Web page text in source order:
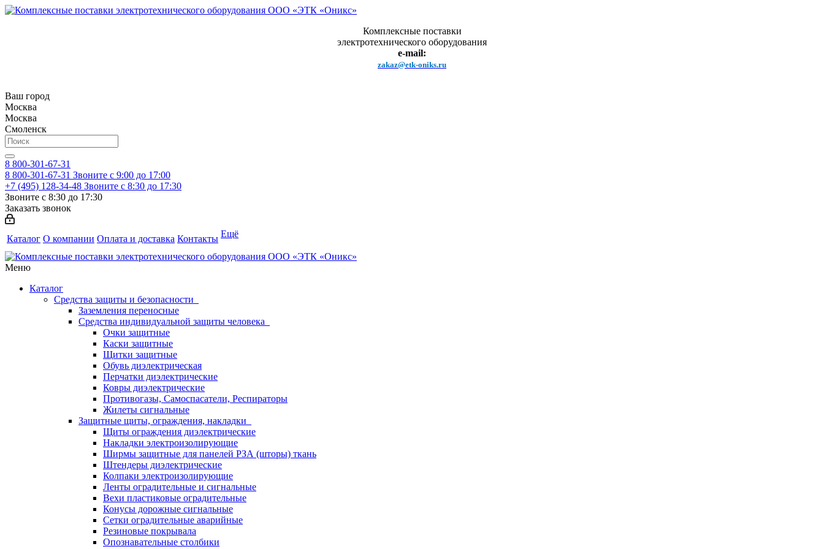
Комплексные поставки
электротехнического оборудования
e-mail:
zakaz@etk-oniks.ru
Ваш город
Москва
Москва
Смоленск
8 800-301-67-31
8 800-301-67-31 Звоните с 9:00 до 17:00
+7 (495) 128-34-48 Звоните с 8:30 до 17:30
Звоните с 8:30 до 17:30
Заказать звонок
Каталог О компании Оплата и доставка Контакты Ещё
Меню
Каталог
Средства защиты и безопасности
Заземления переносные
Средства индивидуальной защиты человека
Очки защитные
Каски защитные
Щитки защитные
Обувь диэлектрическая
Перчатки диэлектрические
Ковры диэлектрические
Противогазы, Самоспасатели, Респираторы
Жилеты сигнальные
Защитные щиты, ограждения, накладки
Щиты ограждения диэлектрические
Накладки электроизолирующие
Ширмы защитные для панелей РЗА (шторы) ткань
Штендеры диэлектрические
Колпаки электроизолирующие
Ленты оградительные и сигнальные
Вехи пластиковые оградительные
Конусы дорожные сигнальные
Сетки оградительные аварийные
Резиновые покрывала
Опознавательные столбики